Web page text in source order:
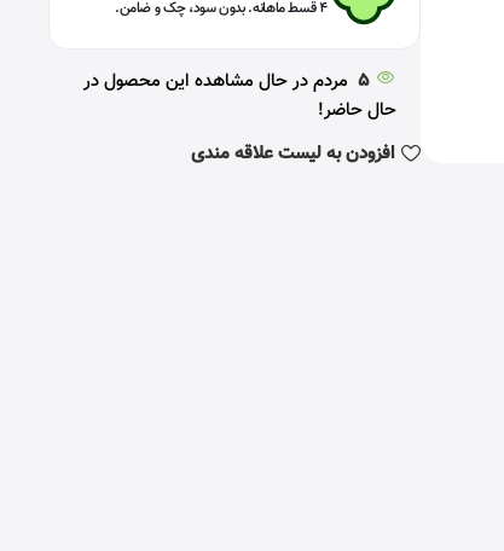
۴ قسط ماهانه. بدون سود، چک و ضامن.
5 مردم در حال مشاهده این محصول در
حال حاضر!
افزودن به لیست علاقه مندی